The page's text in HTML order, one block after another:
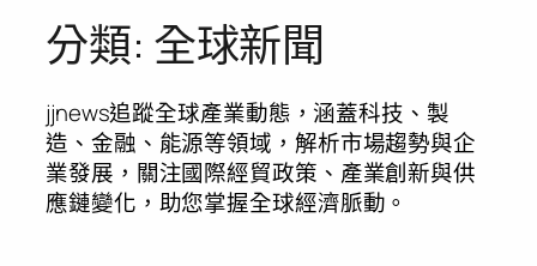
分類: 全球新聞
jjnews追蹤全球產業動態，涵蓋科技、製
造、金融、能源等領域，解析市場趨勢與企
業發展，關注國際經貿政策、產業創新與供
應鏈變化，助您掌握全球經濟脈動。